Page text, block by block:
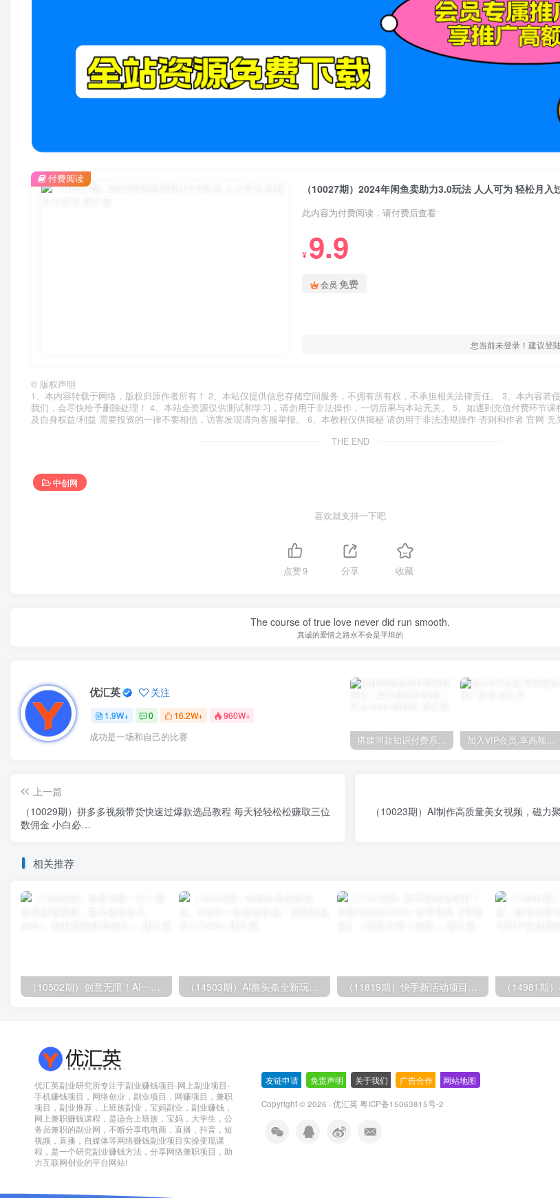
（10027期）2024年闲鱼卖助力3.0玩法 人人可为 轻松月入
此内容为付费阅读，请付费后查看
¥ 9.9
会员 免费
您当前未登录！建议登
付费阅读
© 版权声明
1、本内容转载于网络，版权归原作者所有！ 2、本站仅提供信息存储空间服务，不拥有所有权，不承担相关法律责任。 3、本内容若
我们，会尽快给予删除处理！ 4、本站全资源仅供测试和学习，请勿用于非法操作，一切后果与本站无关。 5、如遇到充值付费环节
及自身权益/利益 需要投资的一律不要相信，访客发现请向客服举报。 6、本教程仅供揭秘 请勿用于非法违规操作 否则和作者 官网 无
THE END
中创网
喜欢就支持一下吧
点赞9 分享 收藏
The course of true love never did run smooth.
真诚的爱情之路永不会是平坦的
优汇英 关注
1.9W+ 0 16.2W+ 960W+
成功是一场和自己的比赛 搭建同款知识付费系统网站，自己做站长挣钱，日入1000+很轻松 加入VIP会员,享高额的推广提成
上一篇
（10029期）拼多多视频带货快速过爆款选品教程 每天轻轻松松赚取三位
数佣金 小白必…
（10023期）AI制作高质量美女视频，磁力
相关推荐
优汇英副业研究所专注于副业赚钱项目-网上副业项目-
手机赚钱项目，网络创业，副业项目，网赚项目，兼职
项目，副业推荐，上班族副业，宝妈副业，副业赚钱，
网上兼职赚钱课程，是适合上班族，宝妈，大学生，公
务员兼职的副业网，不断分享电电商，直播，抖音，短
视频，直播，自媒体等网络赚钱副业项目实操变现课
程，是一个研究副业赚钱方法，分享网络兼职项目，助
力互联网创业的平台网站!
友链申请 免责声明 关于我们 广告合作 网站地图
Copyright © 2026 · 优汇英粤ICP备15063815号-2